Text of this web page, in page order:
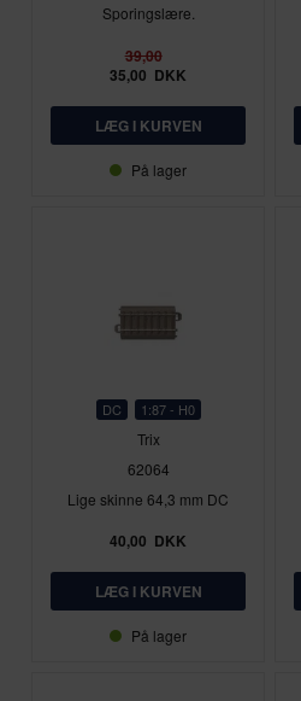
Sporingslære.
39,00
35,00 DKK
På lager
DC 1:87 - H0
Trix
62064
Lige skinne 64,3 mm DC
40,00 DKK
På lager